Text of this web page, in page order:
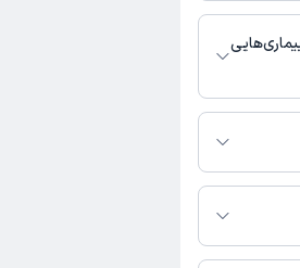
با خدمات
مامایی فعالیت
تماس بگیرید.
کوهکن طالب خان به